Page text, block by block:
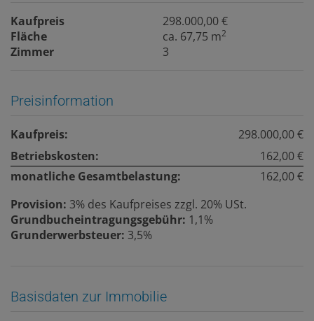
Kaufpreis
298.000,00 €
Fläche
ca. 67,75 m2
Zimmer 3
Preisinformation
Kaufpreis:
298.000,00 €
Betriebskosten:
162,00 €
monatliche Gesamtbelastung:
162,00 €
Provision: 3% des Kaufpreises zzgl. 20% USt.
Grundbucheintragungsgebühr: 1,1%
Grunderwerbsteuer: 3,5%
Basisdaten zur Immobilie